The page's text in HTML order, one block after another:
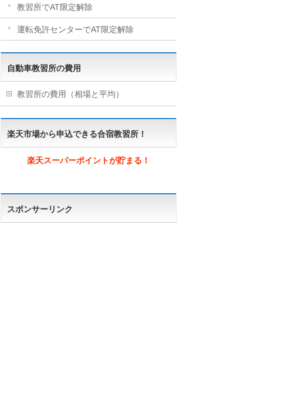
教習所でAT限定解除
運転免許センターでAT限定解除
自動車教習所の費用
教習所の費用（相場と平均）
楽天市場から申込できる合宿教習所！
楽天スーパーポイントが貯まる！
スポンサーリンク